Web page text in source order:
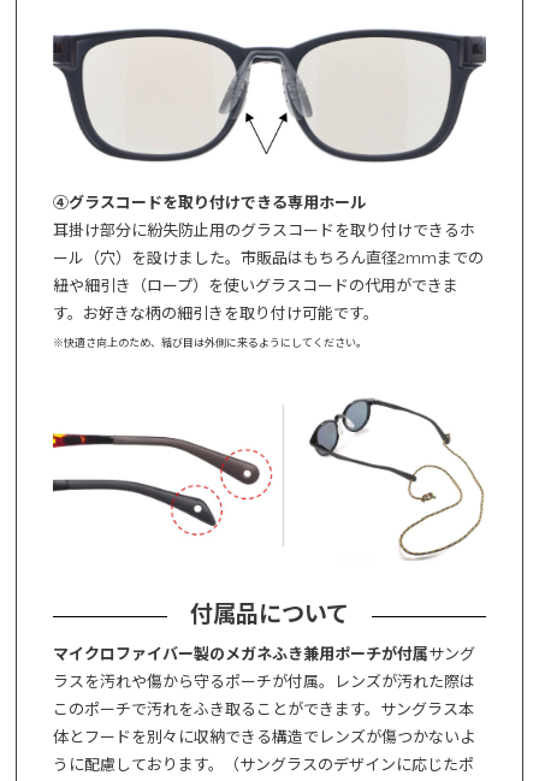
④グラスコードを取り付けできる専用ホール
耳掛け部分に紛失防止用のグラスコードを取り付けできるホ
ール（穴）を設けました。市販品はもちろん直径2mmまでの
紐や細引き（ロープ）を使いグラスコードの代用ができま
す。お好きな柄の細引きを取り付け可能です。
※快適さ向上のため、結び目は外側に来るようにしてください。
付属品について
マイクロファイバー製のメガネふき兼用ポーチが付属サング
ラスを汚れや傷から守るポーチが付属。レンズが汚れた際は
このポーチで汚れをふき取ることができます。サングラス本
体とフードを別々に収納できる構造でレンズが傷つかないよ
うに配慮しております。（サングラスのデザインに応じたポ